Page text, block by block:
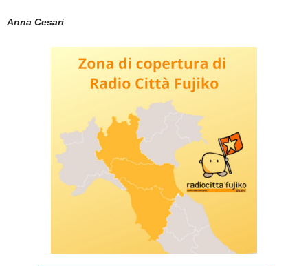
Anna Cesari